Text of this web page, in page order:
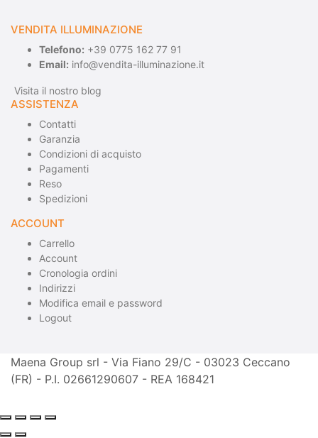
VENDITA ILLUMINAZIONE
Telefono: +39 0775 162 77 91
Email: info@vendita-illuminazione.it
Visita il nostro blog
ASSISTENZA
Contatti
Garanzia
Condizioni di acquisto
Pagamenti
Reso
Spedizioni
ACCOUNT
Carrello
Account
Cronologia ordini
Indirizzi
Modifica email e password
Logout
Maena Group srl - Via Fiano 29/C - 03023 Ceccano
(FR) - P.I. 02661290607 - REA 168421